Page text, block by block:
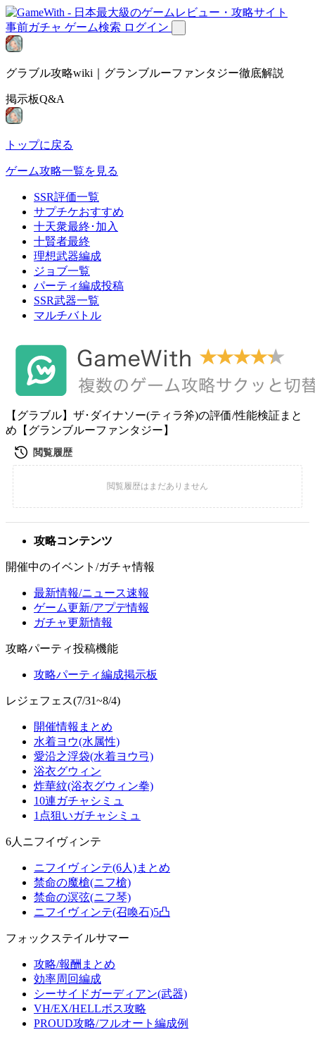
事前ガチャ ゲーム検索 ログイン
グラブル攻略wiki｜グランブルーファンタジー徹底解説
掲示板Q&A
トップに戻る
ゲーム攻略一覧を見る
SSR評価一覧
サプチケおすすめ
十天衆最終･加入
十賢者最終
理想武器編成
ジョブ一覧
パーティ編成投稿
SSR武器一覧
マルチバトル
【グラブル】ザ･ダイナソー(ティラ斧)の評価/性能検証まと
め【グランブルーファンタジー】
攻略コンテンツ
開催中のイベント/ガチャ情報
最新情報/ニュース速報
ゲーム更新/アプデ情報
ガチャ更新情報
攻略パーティ投稿機能
攻略パーティ編成掲示板
レジェフェス(7/31~8/4)
開催情報まとめ
水着ヨウ(水属性)
愛沿之浮袋(水着ヨウ弓)
浴衣グウィン
炸華紋(浴衣グウィン拳)
10連ガチャシミュ
1点狙いガチャシミュ
6人ニフイヴィンテ
ニフイヴィンテ(6人)まとめ
禁命の魔槍(ニフ槍)
禁命の溟弦(ニフ琴)
ニフイヴィンテ(召喚石)5凸
フォックステイルサマー
攻略/報酬まとめ
効率周回編成
シーサイドガーディアン(武器)
VH/EX/HELLボス攻略
PROUD攻略/フルオート編成例